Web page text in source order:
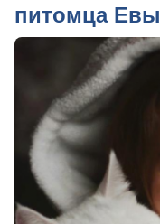
питомца Евы